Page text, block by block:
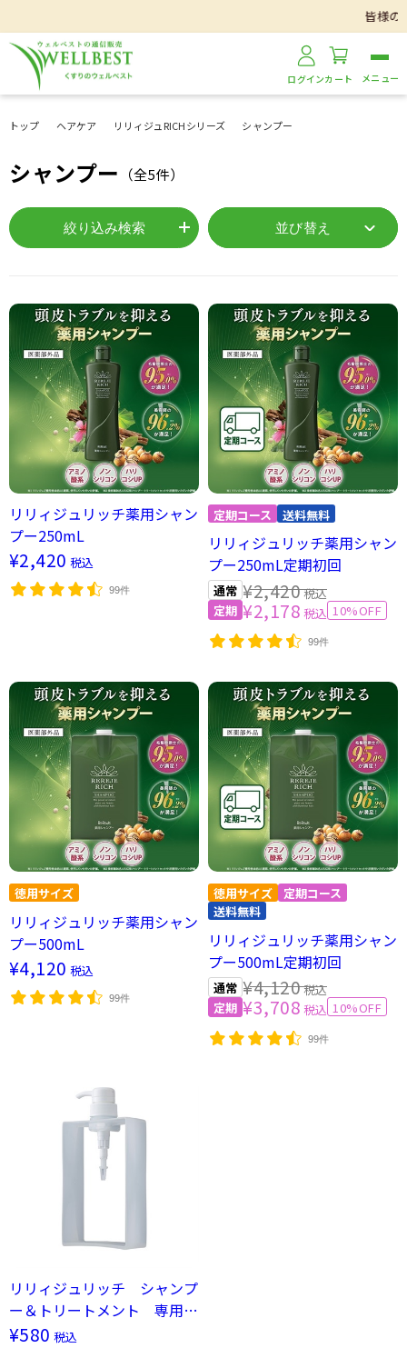
皆様の美
ログインカート
トップ ヘアケア リリィジュRICHシリーズ シャンプー
シャンプー （全5件）
絞り込み検索
リリィジュリッチ薬用シャン
プー250mL
¥2,420 税込
99件
リリィジュリッチ薬用シャン
プー250mL定期初回
¥2,178 税込 10%OFF
¥2,420税込
99件
リリィジュリッチ薬用シャン
プー500mL
¥4,120 税込
99件
リリィジュリッチ薬用シャン
プー500mL定期初回
¥3,708 税込 10%OFF
¥4,120税込
99件
リリィジュリッチ シャンプ
ー＆トリートメント 専用ホ
ルダー
¥580 税込